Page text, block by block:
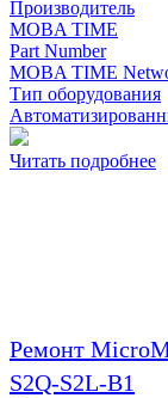
Производитель
MOBA TIME
Part Number
MOBA TIME
Тип оборудования
Читать подробнее
Ремонт
S2Q-S2L-B1